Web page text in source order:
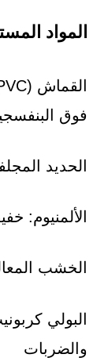
المواد
فوق
الحديد
الألمنيوم:
الخشب
البولي
والضربات